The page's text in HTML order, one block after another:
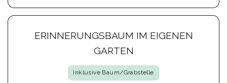
ERINNERUNGSBAUM IM EIGENEN
GARTEN
Inklusive Baum/Grabstelle